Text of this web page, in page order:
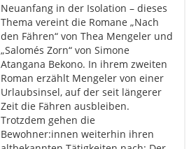
Neuanfang in der Isolation – dieses
Thema vereint die Romane „Nach
den Fähren“ von Thea Mengeler und
„Salomés Zorn“ von Simone
Atangana Bekono. In ihrem zweiten
Roman erzählt Mengeler von einer
Urlaubsinsel, auf der seit längerer
Zeit die Fähren ausbleiben.
Trotzdem gehen die
Bewohner:innen weiterhin ihren